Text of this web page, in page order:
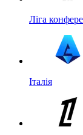
Ліга
Італія